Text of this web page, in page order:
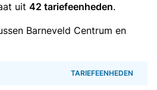
uit 42 tariefeenheden.
Barneveld Centrum en
TARIEFEENHEDEN